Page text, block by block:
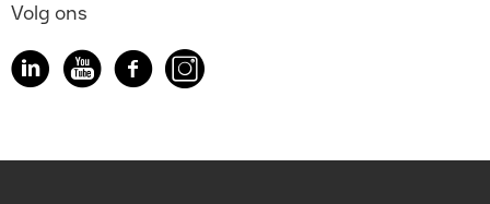
Volg ons